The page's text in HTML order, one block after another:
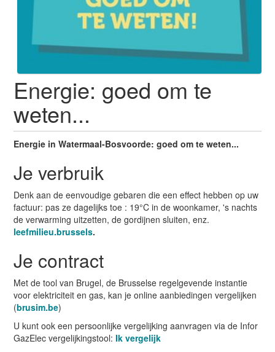
Energie: goed om te
weten...
Energie in Watermaal-Bosvoorde: goed om te weten...
Je verbruik
Denk aan de eenvoudige gebaren die een effect hebben op uw
factuur: pas ze dagelijks toe : 19°C in de woonkamer, 's nachts
de verwarming uitzetten, de gordijnen sluiten, enz.
leefmilieu.brussels.
Je contract
Met de tool van Brugel, de Brusselse regelgevende instantie
voor elektriciteit en gas, kan je online aanbiedingen vergelijken
(brusim.be)
U kunt ook een persoonlijke vergelijking aanvragen via de Infor
GazElec vergelijkingstool:Ik vergelijk